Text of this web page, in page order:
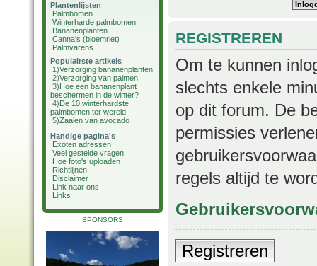
Plantenlijsten
Palmbomen
Winterharde palmbomen
Bananenplanten
Canna's (bloemriet)
Palmvarens
Populairste artikels
1)Verzorging bananenplanten
2)Verzorging van palmen
3)Hoe een bananenplant
beschermen in de winter?
4)De 10 winterhardste
palmbomen ter wereld
5)Zaaien van avocado
Handige pagina's
Exoten adressen
Veel gestelde vragen
Hoe foto's uploaden
Richtlijnen
Disclaimer
Link naar ons
Links
SPONSORS
REGISTREREN
Om te kunnen
slechts enkele
op dit forum. De
permissies
regels altijd te
Registreren